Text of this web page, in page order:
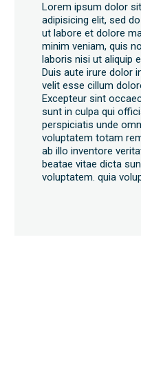
Lorem ipsum dolor
adipisicing elit, sed
ut labore et dolore
minim veniam, quis
laboris nisi ut aliquip
Duis aute irure dolor
velit esse cillum
Excepteur sint
sunt in culpa qui
perspiciatis unde
voluptatem totam
ab illo inventore
beatae vitae dicta
voluptatem. quia